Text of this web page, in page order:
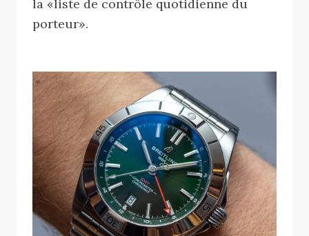
la «liste de contrôle quotidienne du
porteur».